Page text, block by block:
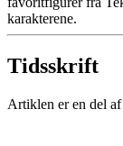
karakterene.
Tidsskrift
Artiklen er en del af